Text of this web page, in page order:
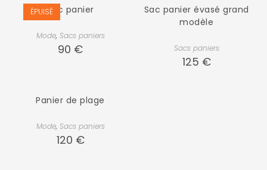
ÉPUISÉSac panier
Mode, Sacs paniers
90 €
Sac panier évasé grand
modèle
Sacs paniers
125 €
Panier de plage
Mode, Sacs paniers
120 €